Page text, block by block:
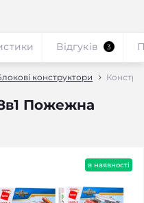
конструктори
Пожежна
Відгуків 3
в наявності